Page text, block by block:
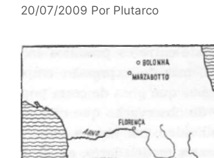
20/07/2009 Por Plutarco